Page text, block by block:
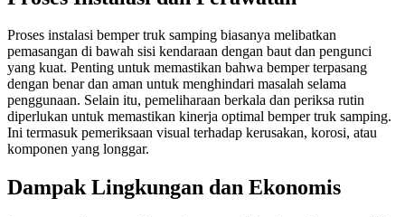
Proses instalasi bemper truk samping biasanya melibatkan
pemasangan di bawah sisi kendaraan dengan baut dan pengunci
yang kuat. Penting untuk memastikan bahwa bemper terpasang
dengan benar dan aman untuk menghindari masalah selama
penggunaan. Selain itu, pemeliharaan berkala dan periksa rutin
diperlukan untuk memastikan kinerja optimal bemper truk samping.
Ini termasuk pemeriksaan visual terhadap kerusakan, korosi, atau
komponen yang longgar.
Dampak Lingkungan dan Ekonomis